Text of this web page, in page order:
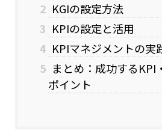
2 KGIの設定方法
3 KPIの設定と活用
4 KPIマネジメントの実
5 まとめ：成功するKPI
ポイント